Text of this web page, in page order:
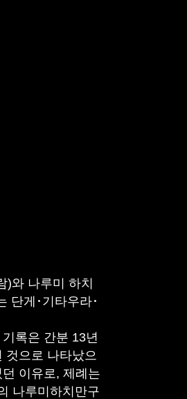
와 나루미 하치
단게･기타우라･
록은 간분 13년
것으로 나타났으
이유로, 제례는
나루미하치만구